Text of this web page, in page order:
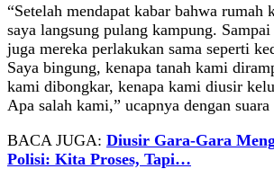
“Setelah mendapat kabar bahwa rumah
saya langsung pulang kampung.
juga mereka perlakukan sama seperti
Saya bingung, kenapa tanah kami
kami dibongkar, kenapa kami diusir
Apa salah kami,” ucapnya dengan
BACA JUGA: Diusir Gara-Gara
Polisi: Kita Proses, Tapi…